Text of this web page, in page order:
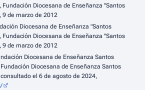
Fundación Diocesana de Enseñanza "Santos
9 de marzo de 2012
Diocesana de Enseñanza "Santos
Fundación Diocesana de Enseñanza "Santos
9 de marzo de 2012
Diocesana de Enseñanza Santos
Diocesana de Enseñanza Santos
el 6 de agosto de 2024,